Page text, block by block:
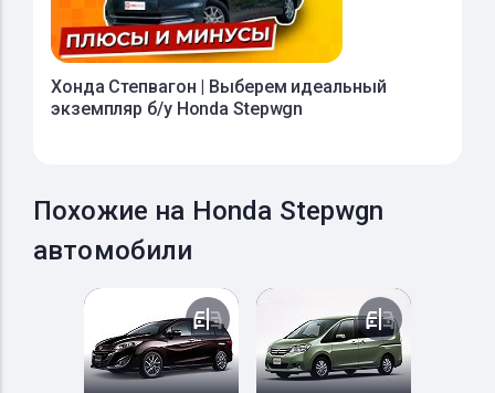
Хонда Степвагон | Выберем идеальный
экземпляр б/у Honda Stepwgn
Похожие на Honda Stepwgn
автомобили